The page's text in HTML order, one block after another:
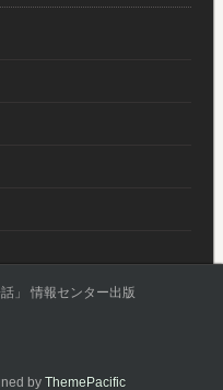
」 情報センター出版
by ThemePacific